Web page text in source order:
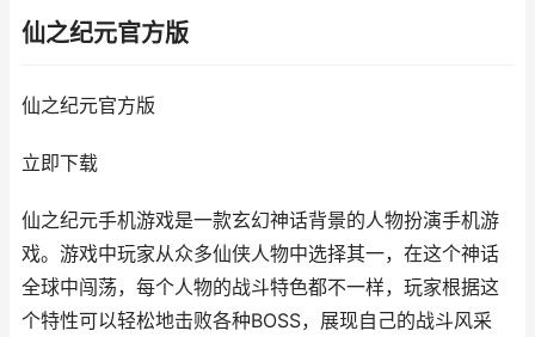
仙之纪元官方版
仙之纪元官方版
立即下载
仙之纪元手机游戏是一款玄幻神话背景的人物扮演手机游
戏。游戏中玩家从众多仙侠人物中选择其一，在这个神话
全球中闯荡，每个人物的战斗特色都不一样，玩家根据这
个特性可以轻松地击败各种BOSS，展现自己的战斗风采